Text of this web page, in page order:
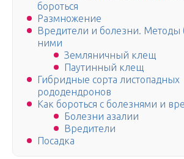
бороться
Размножение
Вредители и болезни. Методы
ними
Земляничный клещ
Паутинный клещ
Гибридные сорта листопадных
рододендронов
Как бороться с болезнями и
Болезни азалии
Вредители
Посадка